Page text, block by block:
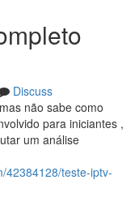
Discuss
não sabe como
para iniciantes ,
um análise
42384128/teste-iptv-